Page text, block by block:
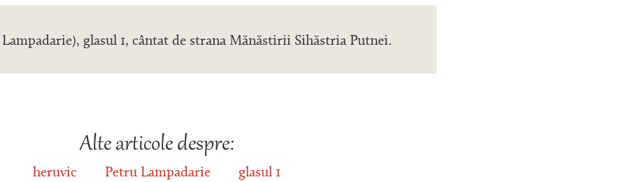
glasul 1, cântat de strana Mănăstirii Sihăstria Putnei.
Alte articole despre:
heruvic Petru Lampadarie glasul 1